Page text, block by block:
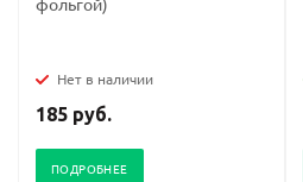
Нет в наличии
185 руб.
ПОДРОБНЕЕ